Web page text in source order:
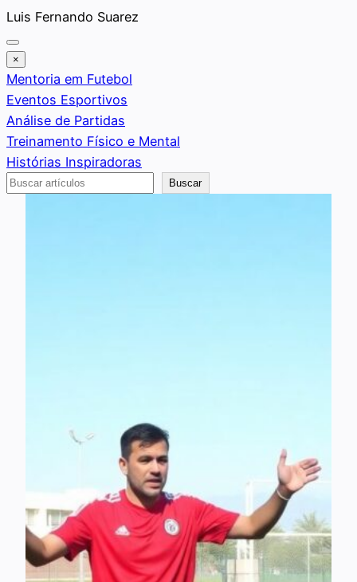
Saltar
al
contenido
Luis Fernando Suarez
×
Mentoria em Futebol
Eventos Esportivos
Análise de Partidas
Treinamento Físico e Mental
Histórias Inspiradoras
Buscar
Buscar